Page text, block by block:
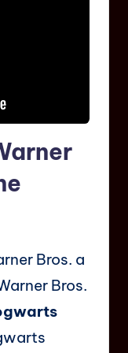
Bros. a
Bros.